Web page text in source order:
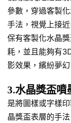
參數，穿過客製
手法，視覺上接
保有客製化水晶
耗，並且能夠有
影效果，繽紛夢幻
3.水晶獎盃噴
是將圖樣或字樣
晶獎盃表層的手